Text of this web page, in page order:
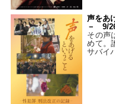
声をあ
－ 9/
その声
めて。
サバイ